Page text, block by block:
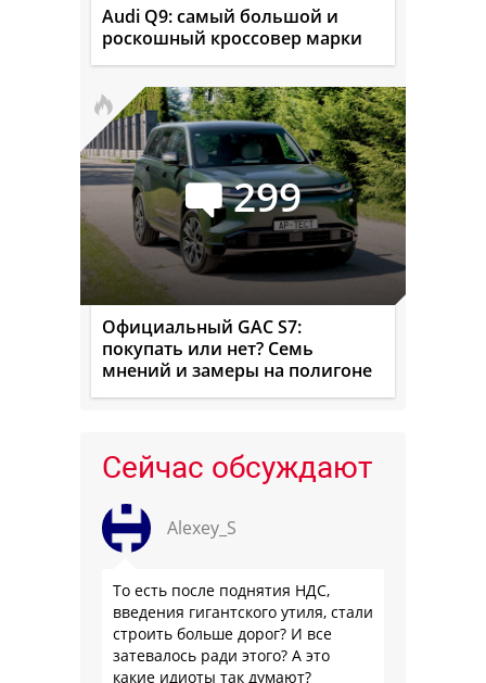
Audi Q9: самый большой и
роскошный кроссовер марки
299
Официальный GAC S7:
покупать или нет? Семь
мнений и замеры на полигоне
Сейчас обсуждают
Alexey_S
То есть после поднятия НДС,
введения гигантского утиля, стали
строить больше дорог? И все
затевалось ради этого? А это
какие идиоты так думают?